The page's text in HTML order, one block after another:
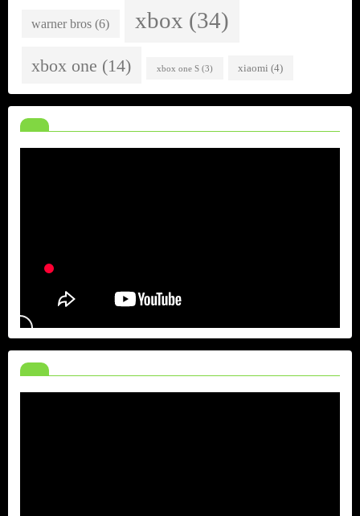
warner bros (6) xbox (34)
xbox one (14) xbox one S(3) xiaomi (4)